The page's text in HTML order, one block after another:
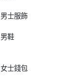
男士服飾
男鞋
女士錢包